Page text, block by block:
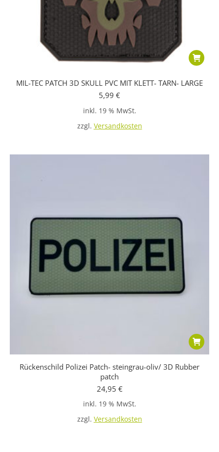
MIL-TEC PATCH 3D SKULL PVC MIT KLETT- TARN- LARGE
5,99 €
inkl. 19 % MwSt.
zzgl. Versandkosten
Rückenschild Polizei Patch- steingrau-oliv/ 3D Rubber
patch
24,95 €
inkl. 19 % MwSt.
zzgl. Versandkosten